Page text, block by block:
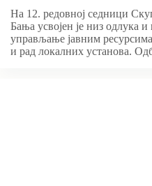
На 12. редовној седници
Бања усвојен је низ одлука и
управљање јавним
и рад локалних установа.